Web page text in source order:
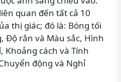
quan đến tất cả 10
thị giác; đó là: Bóng tối
Độ rắn và Màu sắc, Hình
Khoảng cách và Tính
động và Nghỉ